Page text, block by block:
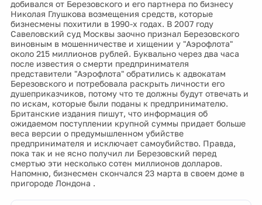
добивался от Березовского и его партнера по бизнесу
Николая Глушкова возмещения средств, которые
бизнесмены похитили в 1990-х годах. В 2007 году
Савеловский суд Москвы заочно признал Березовского
виновным в мошенничестве и хищении у "Аэрофлота"
около 215 миллионов рублей. Буквально через два часа
после известия о смерти предпринимателя
представители "Аэрофлота" обратились к адвокатам
Березовского и потребовала раскрыть личности его
душеприказчиков, потому что те должны будут отвечать и
по искам, которые были поданы к предпринимателю.
Британские издания пишут, что информация об
ожидаемом поступлении крупной суммы придает больше
веса версии о предумышленном убийстве
предпринимателя и исключает самоубийство. Правда,
пока так и не ясно получил ли Березовский перед
смертью эти несколько сотен миллионов долларов.
Напомню, бизнесмен скончался 23 марта в своем доме в
пригороде Лондона .